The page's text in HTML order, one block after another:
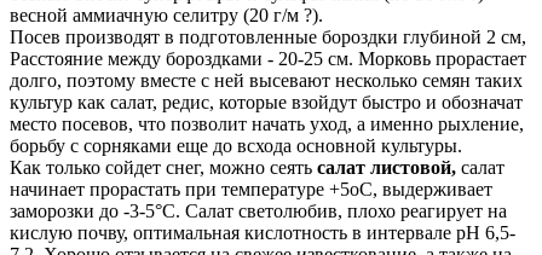
весной аммиачную селитру (20 г/м ?).
Посев производят в подготовленные бороздки глубиной 2 см,
Расстояние между бороздками - 20-25 см. Морковь прорастает
долго, поэтому вместе с ней высевают несколько семян таких
культур как салат, редис, которые взойдут быстро и обозначат
место посевов, что позволит начать уход, а именно рыхление,
борьбу с сорняками еще до всхода основной культуры.
Как только сойдет снег, можно сеять салат листовой, салат
начинает прорастать при температуре +5оС, выдерживает
заморозки до -3-5°C. Салат светолюбив, плохо реагирует на
кислую почву, оптимальная кислотность в интервале pH 6,5-